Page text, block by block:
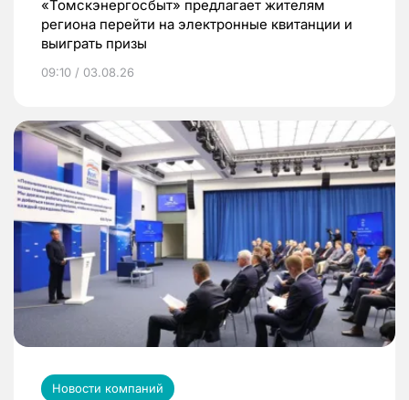
«Томскэнергосбыт» предлагает жителям
региона перейти на электронные квитанции и
выиграть призы
09:10 / 03.08.26
Новости компаний